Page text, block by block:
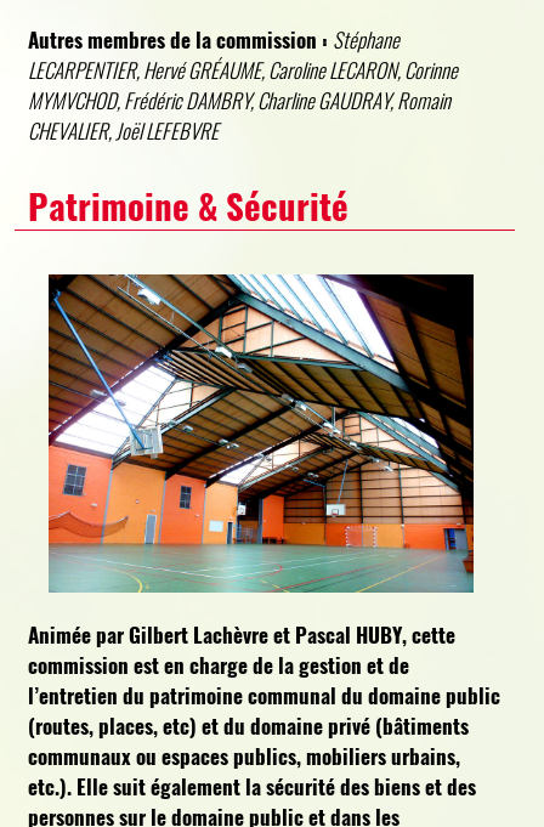
Autres membres de la commission : Stéphane
LECARPENTIER, Hervé GRÉAUME, Caroline LECARON, Corinne
MYMVCHOD, Frédéric DAMBRY, Charline GAUDRAY, Romain
CHEVALIER, Joël LEFEBVRE
Patrimoine & Sécurité
Animée par Gilbert Lachèvre et Pascal HUBY, cette
commission est en charge de la gestion et de
l’entretien du patrimoine communal du domaine public
(routes, places, etc) et du domaine privé (bâtiments
communaux ou espaces publics, mobiliers urbains,
etc.). Elle suit également la sécurité des biens et des
personnes sur le domaine public et dans les